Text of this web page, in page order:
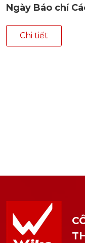
Ngày Báo chí
Chi tiết